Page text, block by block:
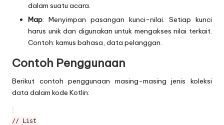
dalam suatu acara.
Map: Menyimpan pasangan kunci-nilai. Setiap kunci
harus unik dan digunakan untuk mengakses nilai terkait.
Contoh: kamus bahasa, data pelanggan.
Contoh Penggunaan
Berikut contoh penggunaan masing-masing jenis koleksi
data dalam kode Kotlin:
// List